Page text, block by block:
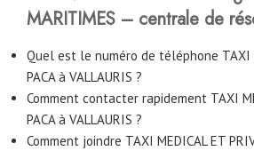
MARITIMES – centrale de
Quel est le numéro de téléphone TAXI
PACA à VALLAURIS ?
Comment contacter rapidement TAXI
PACA à VALLAURIS ?
Comment joindre TAXI MEDICAL ET